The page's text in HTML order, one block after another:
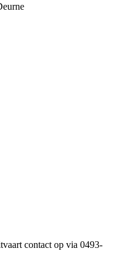
contact op via 0493-